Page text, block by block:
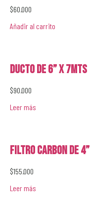
$60.000
Añadir al carrito
Ducto de 6” x 7mts
$90.000
Leer más
Filtro Carbon de 4”
$155.000
Leer más